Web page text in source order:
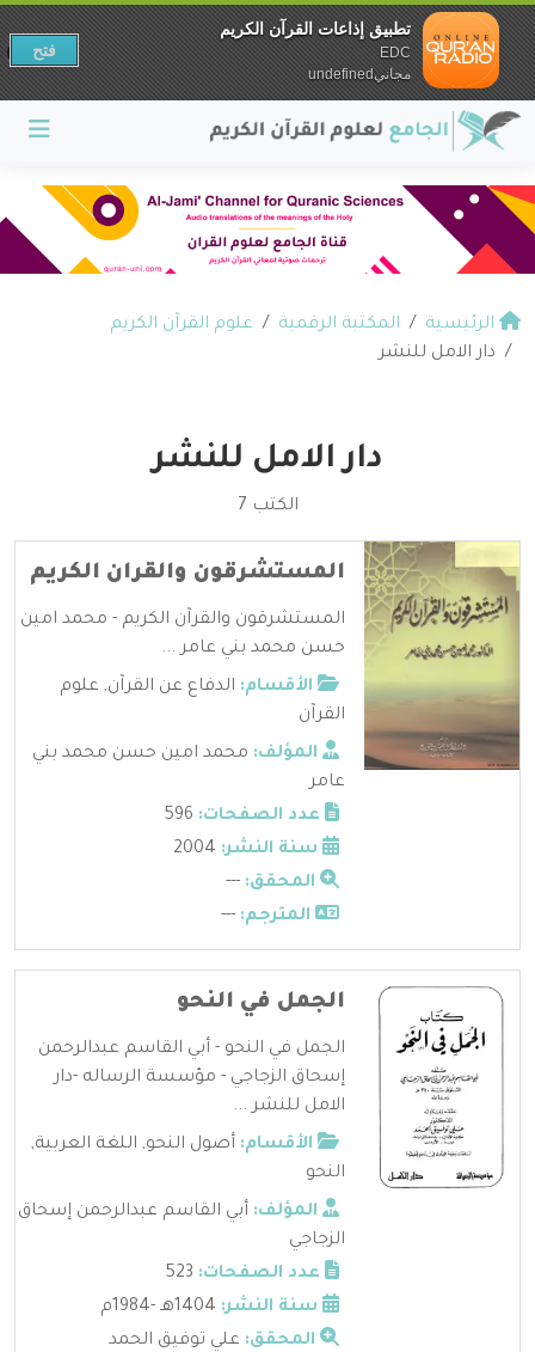
الرئيسية المكتبة الرقمية
علوم القرآن الكريم
دار الامل للنشر
دار الامل للنشر
الكتب 7
المستشرقون والقران الكريم
المستشرقون والقرآن الكريم - محمد امين
حسن محمد بني عامر ...
الأقسام: الدفاع عن القرآن, علوم
القرآن
المؤلف: محمد امين حسن محمد بني
عامر
عدد الصفحات:
سنة النشر:
المحقق: ---
المترجم: ---
الجمل في النحو
الجمل في النحو - أبي القاسم عبدالرحمن
إسحاق الزجاجي - مؤسسة الرساله -دار
الامل للنشر ...
الأقسام: أصول النحو, اللغة العربية,
النحو
المؤلف: أبي القاسم عبدالرحمن إسحاق
الزجاجي
عدد الصفحات:
سنة النشر:
المحقق: علي توفيق الحمد
تطبيق إذاعات القرآن الكريم
EDC
مجانيundefined
فتح